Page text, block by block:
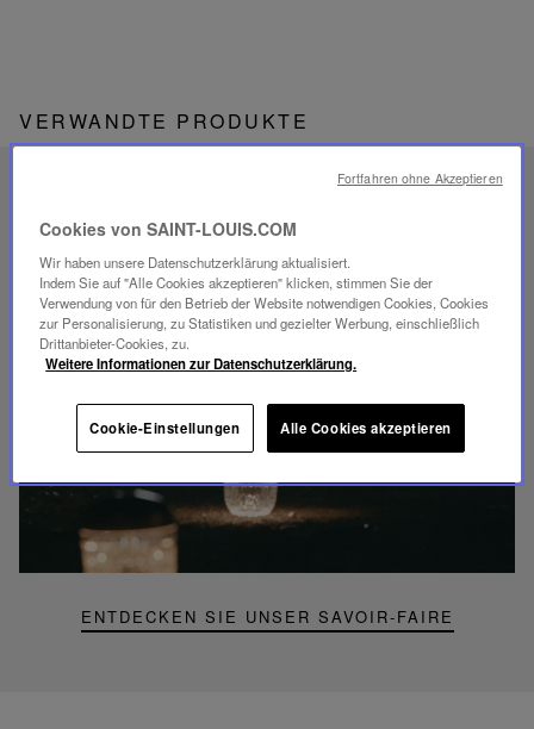
VERWANDTE PRODUKTE
EINZIGARTIGES
SAVOIR-FAIRE
FOLIA BELEUCHTUNG
ENTDECKEN SIE UNSER SAVOIR-FAIRE
Video
abspielen
YouTube-
Folia
Mini-
Portable-
Cookies von SAINT-LOUIS.COM
Wir haben unsere Datenschutzerklärung aktualisiert.
Indem Sie auf "Alle Cookies akzeptieren" klicken, stimmen Sie der
Verwendung von für den Betrieb der Website notwendigen Cookies, Cookies
zur Personalisierung, zu Statistiken und gezielter Werbung, einschließlich
Drittanbieter-Cookies, zu.
Weitere Informationen zur Datenschutzerklärung.
Cookie-Einstellungen Alle Cookies akzeptieren
Fortfahren ohne Akzeptieren